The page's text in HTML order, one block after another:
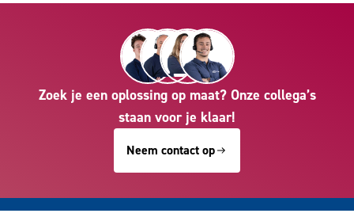
Zoek je een oplossing op maat? Onze collega’s
staan voor je klaar!
Neem contact op